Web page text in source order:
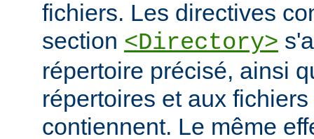
fichiers. Les directives
section <Directory>
répertoire précisé, ainsi
répertoires et aux
contiennent. Le même